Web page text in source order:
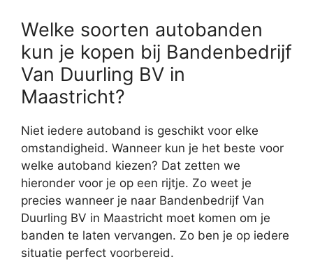
Welke soorten autobanden
kun je kopen bij Bandenbedrijf
Van Duurling BV in
Maastricht?
Niet iedere autoband is geschikt voor elke
omstandigheid. Wanneer kun je het beste voor
welke autoband kiezen? Dat zetten we
hieronder voor je op een rijtje. Zo weet je
precies wanneer je naar Bandenbedrijf Van
Duurling BV in Maastricht moet komen om je
banden te laten vervangen. Zo ben je op iedere
situatie perfect voorbereid.